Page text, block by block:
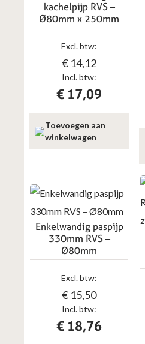
kachelpijp RVS –
Ø80mm x 250mm
Incl. btw:
€ 17,09
Excl. btw:
€ 14,12
Toevoegen aan
winkelwagen
Enkelwandig paspijp
330mm RVS –
Ø80mm
Incl. btw:
€ 18,76
Excl. btw:
€ 15,50